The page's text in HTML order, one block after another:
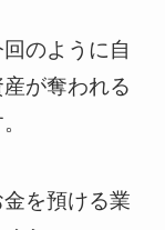
のように自
が奪われる
を預ける業